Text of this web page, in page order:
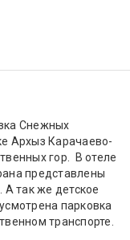
Снежных
Архыз Карачаево-
гор. В отеле
представлены
А так же детское
парковка
транспорте.